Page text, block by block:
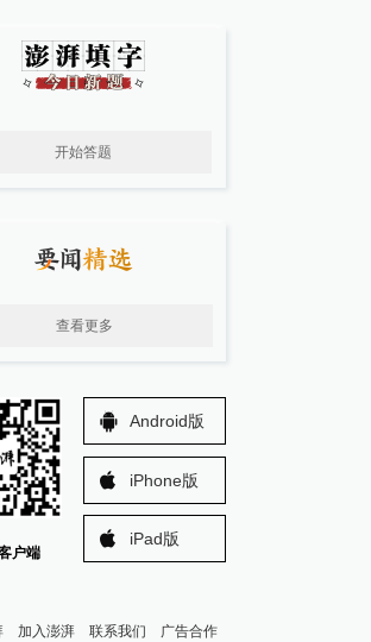
开始答题
查看更多
户端
Android版
iPhone版
iPad版
加入澎湃 联系我们 广告合作